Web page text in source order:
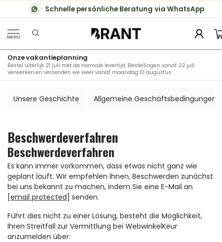
Onze vakantieplanning
Bestel uiterlijk 21 juli met de normale levertijd. Bestellingen vanaf 22 juli
verwerken en verzenden we weer vanaf maandag 10 augustus.
Schnelle persönliche Beratung via WhatsApp
MENU
Unsere Geschichte Allgemeine Geschäftsbedingungen
Beschwerdeverfahren
Beschwerdeverfahren
Es kann immer vorkommen, dass etwas nicht ganz wie
geplant läuft. Wir empfehlen Ihnen, Beschwerden zunächst
bei uns bekannt zu machen, indem Sie eine E-Mail an
[email protected] senden.
Führt dies nicht zu einer Lösung, besteht die Möglichkeit,
Ihren Streitfall zur Vermittlung bei WebwinkelKeur
anzumelden über: